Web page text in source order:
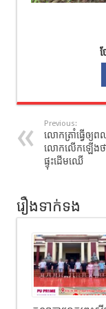
Previous:
លោកត្រាំធ្វើឲ្យព
លោកលើកឡើងថា
ផ្ទុះដើមឈើ
រឿងទាក់ទង